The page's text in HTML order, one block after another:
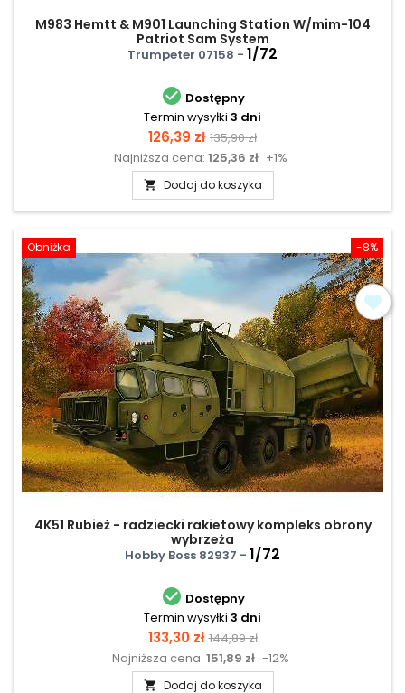
M983 Hemtt & M901 Launching Station W/mim-104
Patriot Sam System
Trumpeter 07158 - 1/72
 Dostępny
Termin wysyłki 3 dni
Cena
126,39 zł Cena
podstawowa
135,90 zł
Najniższa cena: 125,36 zł +1%
 Dodaj do koszyka
-8%
Obniżka
4K51 Rubież - radziecki rakietowy kompleks obrony
wybrzeża
Hobby Boss 82937 - 1/72
 Dostępny
Termin wysyłki 3 dni
Cena
133,30 zł Cena
podstawowa
144,89 zł
Najniższa cena: 151,89 zł -12%
 Dodaj do koszyka